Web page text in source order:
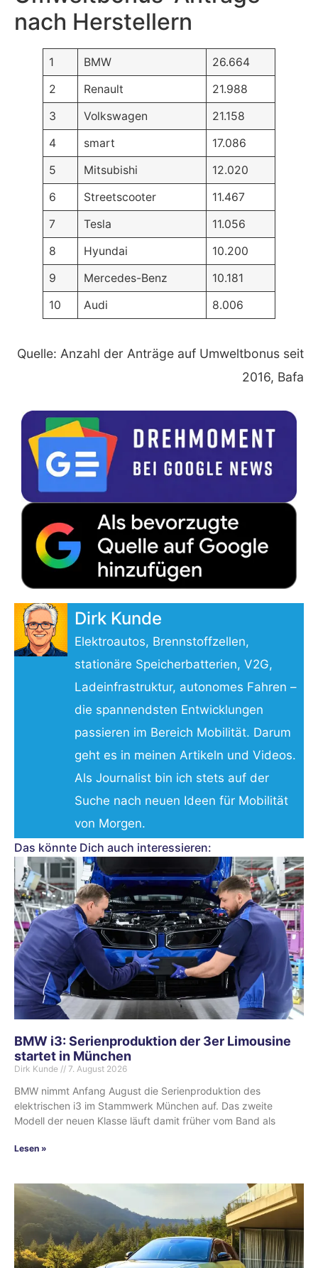
nach Herstellern
1 BMW
26.664
2
Renault
21.988
3
Volkswagen
21.158
4
smart
17.086
5
Mitsubishi
12.020
6
Streetscooter
11.467
7
Tesla
11.056
8
Hyundai
10.200
9
Mercedes-Benz
10.181
10
Audi 8.006
Quelle: Anzahl der Anträge auf Umweltbonus seit
2016, Bafa
Dirk Kunde
Elektroautos, Brennstoffzellen,
stationäre Speicherbatterien, V2G,
Ladeinfrastruktur, autonomes Fahren –
die spannendsten Entwicklungen
passieren im Bereich Mobilität. Darum
geht es in meinen Artikeln und Videos.
Als Journalist bin ich stets auf der
Suche nach neuen Ideen für Mobilität
von Morgen.
Das könnte Dich auch interessieren:
BMW i3: Serienproduktion der 3er Limousine
startet in München
Dirk Kunde 7. August 2026
BMW nimmt Anfang August die Serienproduktion des
elektrischen i3 im Stammwerk München auf. Das zweite
Modell der neuen Klasse läuft damit früher vom Band als
Lesen »